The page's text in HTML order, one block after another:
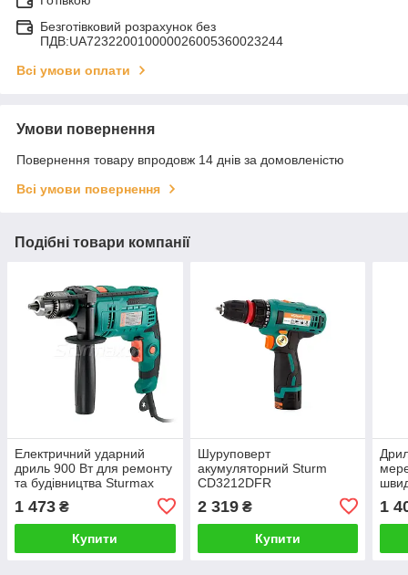
Безготівковий розрахунок без
ПДВ:UA723220010000026005360023244
Всі умови оплати
Умови повернення
Повернення товару впродовж 14 днів за домовленістю
Всі умови повернення
Подібні товари компанії
Електричний ударний
дриль 900 Вт для ремонту
та будівництва Sturmax
1 473 ₴
Купити
Шуруповерт
акумуляторний Sturm
CD3212DFR
(швидкознімний патрон,
DFR) з 12В Li-ion
акумуляторами 2,0 Ач
2 319₴
Купити
Нм
1